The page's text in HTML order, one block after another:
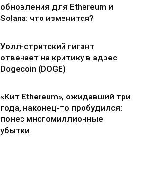
обновления для Ethereum и
Solana: что изменится?
Уолл-стритский гигант
отвечает на критику в адрес
Dogecoin (DOGE)
«Кит Ethereum», ожидавший три
года, наконец-то пробудился:
понес многомиллионные
убытки